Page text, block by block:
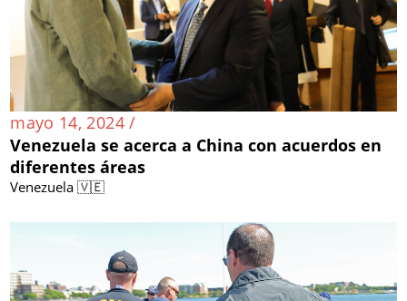
mayo 14, 2024 /
Venezuela se acerca a China con acuerdos en
diferentes áreas
Venezuela 🇻🇪